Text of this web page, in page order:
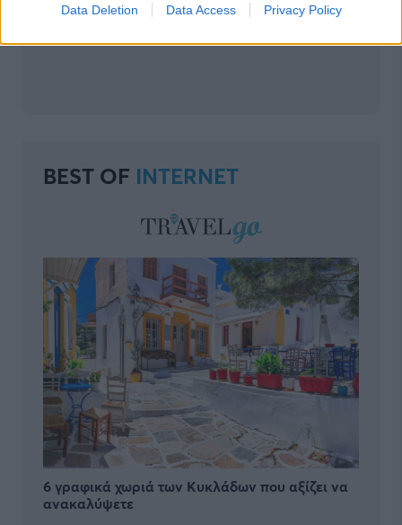
Data Deletion Data Access Privacy Policy
BEST OF INTERNET
6 γραφικά χωριά των Κυκλάδων που αξίζει να
ανακαλύψετε